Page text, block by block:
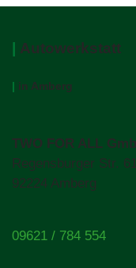
| Autowerkstatt
| in Amberg
TWO FOR ALL
Regensburger Str. 61
92224 Amberg
09621 / 784 554